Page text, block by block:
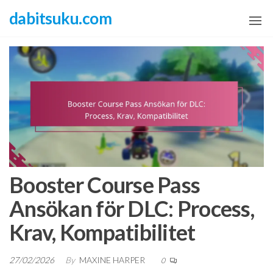
content
dabitsuku.com
Booster Course Pass
Ansökan för DLC: Process,
Krav, Kompatibilitet
27/02/2026 By MAXINE HARPER 0